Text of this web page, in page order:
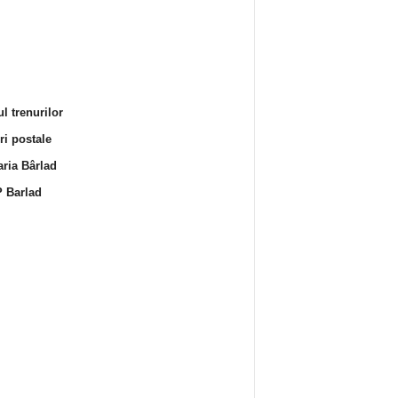
trenurilor
postale
Bârlad
Barlad